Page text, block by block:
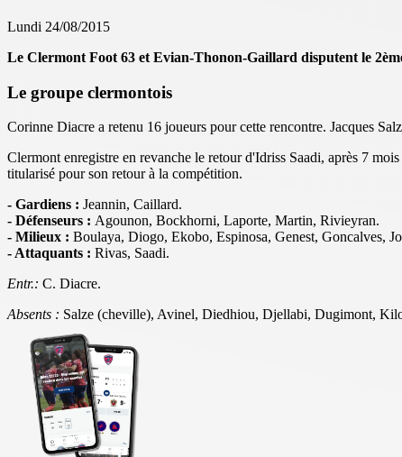
Lundi 24/08/2015
Le Clermont Foot 63 et Evian-Thonon-Gaillard disputent le
Le groupe clermontois
Corinne Diacre a retenu 16 joueurs pour cette rencontre. Jacques
Clermont enregistre en revanche le retour d'Idriss Saadi, après 7
titularisé pour son retour à la compétition.
- Gardiens : Jeannin, Caillard.
- Défenseurs : Agounon, Bockhorni, Laporte, Martin, Rivieyran.
- Milieux : Boulaya, Diogo, Ekobo, Espinosa, Genest, Goncalves,
- Attaquants : Rivas, Saadi.
Entr.: C. Diacre.
Absents : Salze (cheville), Avinel, Diedhiou, Djellabi, Dugimont,